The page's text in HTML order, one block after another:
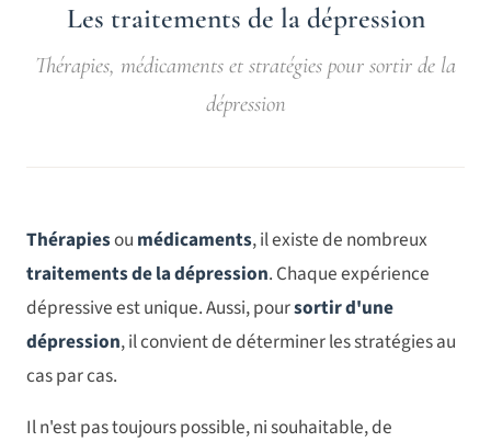
Les traitements de la dépression
Thérapies, médicaments et stratégies pour sortir de la
dépression
Thérapiesou médicaments, il existe de nombreux
traitements de la dépression. Chaque expérience
dépressive est unique. Aussi, poursortir d'une
dépression, il convient de déterminer les stratégies au
cas par cas.
Il n'est pas toujours possible, ni souhaitable, de